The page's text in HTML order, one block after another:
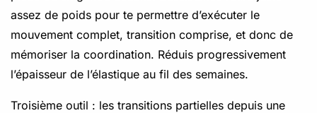
assez de poids pour te permettre d’exécuter le
mouvement complet, transition comprise, et donc de
mémoriser la coordination. Réduis progressivement
l’épaisseur de l’élastique au fil des semaines.
Troisième outil : les transitions partielles depuis une